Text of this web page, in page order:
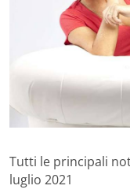
Tutti le principali
luglio 2021